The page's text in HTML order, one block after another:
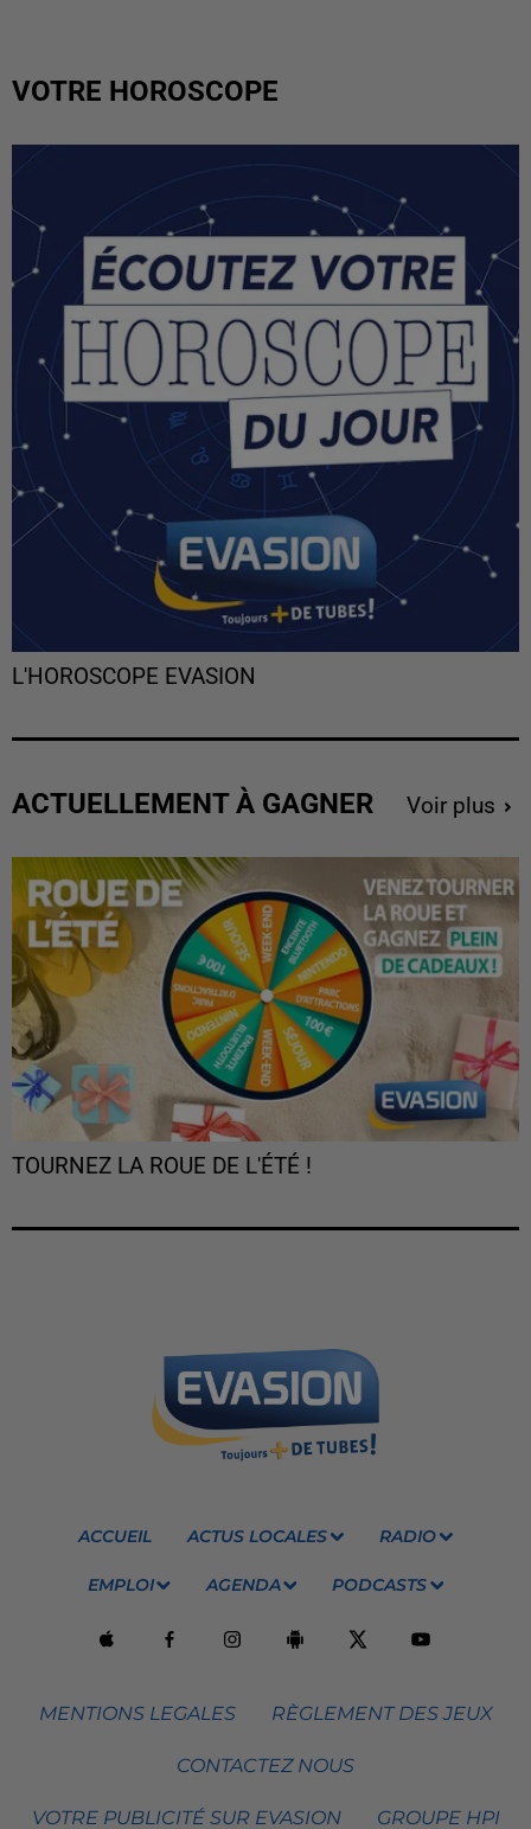
VOTRE HOROSCOPE
L'HOROSCOPE EVASION
ACTUELLEMENT À GAGNER Voir plus
TOURNEZ LA ROUE DE L'ÉTÉ !
ACCUEIL ACTUS LOCALES RADIO
EMPLOI AGENDA PODCASTS
MENTIONS LEGALES RÈGLEMENT DES JEUX
CONTACTEZ NOUS
VOTRE PUBLICITÉ SUR EVASION GROUPE HPI